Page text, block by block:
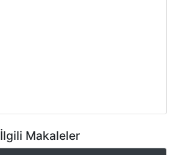
İlgili Makaleler